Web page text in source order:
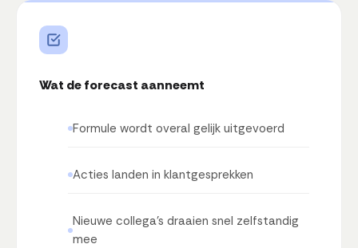
Wat de forecast aanneemt
Formule wordt overal gelijk uitgevoerd
Acties landen in klantgesprekken
Nieuwe collega's draaien snel zelfstandig
mee